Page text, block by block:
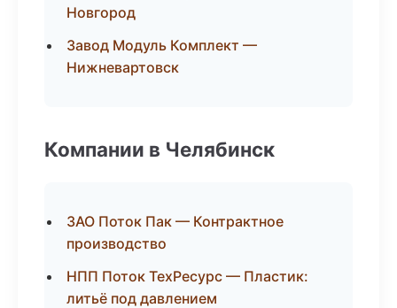
Новгород
Завод Модуль Комплект —
Нижневартовск
Компании в Челябинск
ЗАО Поток Пак — Контрактное
производство
НПП Поток ТехРесурс — Пластик:
литьё под давлением